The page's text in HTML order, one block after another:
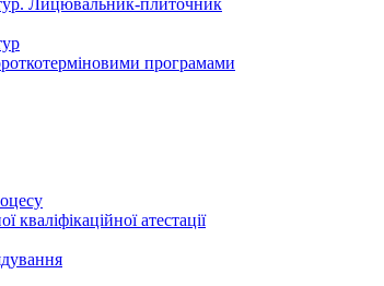
Лицювальник-плиточник
програмами
атестації